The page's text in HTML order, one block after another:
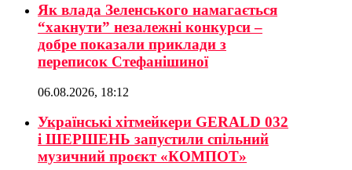
Як влада Зеленського намагається
“хакнути” незалежні конкурси –
добре показали приклади з
переписок Стефанішиної
06.08.2026, 18:12
Українські хітмейкери GERALD 032
і ШЕРШЕНЬ запустили спільний
музичний проєкт «КОМПОТ»